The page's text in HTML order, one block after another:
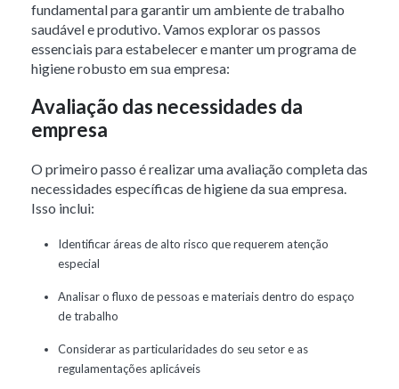
fundamental para garantir um ambiente de trabalho
saudável e produtivo. Vamos explorar os passos
essenciais para estabelecer e manter um programa de
higiene robusto em sua empresa:
Avaliação das necessidades da
empresa
O primeiro passo é realizar uma avaliação completa das
necessidades específicas de higiene da sua empresa.
Isso inclui:
Identificar áreas de alto risco que requerem atenção
especial
Analisar o fluxo de pessoas e materiais dentro do espaço
de trabalho
Considerar as particularidades do seu setor e as
regulamentações aplicáveis